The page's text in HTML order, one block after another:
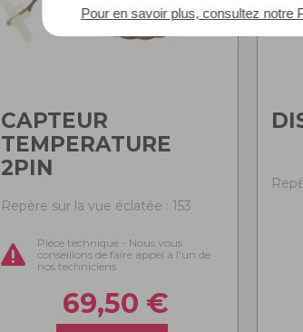
Pour en savoir plus, consultez notre
CAPTEUR
TEMPERATURE
2PIN
Repère sur la vue éclatée : 153
Pièce technique - Nous vous
conseillons de faire appel à l'un de
nos techniciens
69,50 €